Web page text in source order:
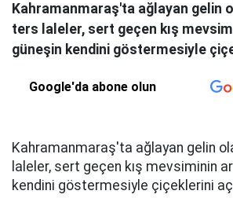
Kahramanmaraş'ta ağlayan gelin
ters laleler, sert geçen kış
güneşin kendini göstermesiyle
Google'da abone olun
Kahramanmaraş'ta ağlayan gelin
laleler, sert geçen kış mevsiminin
kendini göstermesiyle çiçeklerini